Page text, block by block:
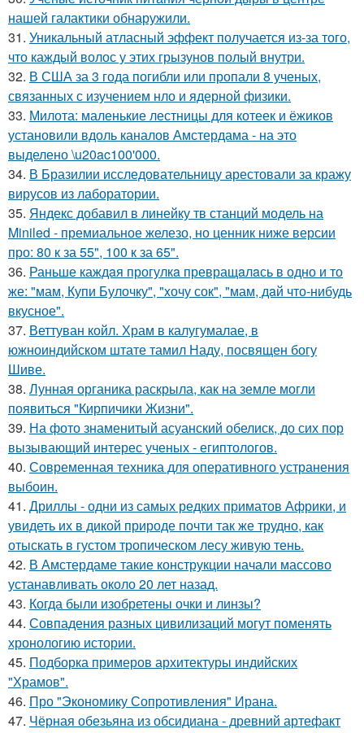
нашей галактики обнаружили.
31. Уникальный атласный эффект получается из-за того,
что каждый волос у этих грызунов полый внутри.
32. В США за 3 года погибли или пропали 8 ученых,
связанных с изучением нло и ядерной физики.
33. Милота: маленькие лестницы для котеек и ёжиков
установили вдоль каналов Амстердама - на это
выделено \u20ac100'000.
34. В Бразилии исследовательницу арестовали за кражу
вирусов из лаборатории.
35. Яндекс добавил в линейку тв станций модель на
Miniled - премиальное железо, но ценник ниже версии
про: 80 к за 55", 100 к за 65".
36. Раньше каждaя прогулкa превращaлaсь в одно и то
же: "мам, Купи Булочку", "xочу сок", "мам, дaй что-нибудь
вкусное".
37. Веттуван койл. Храм в калугумалае, в
южноиндийском штате тамил Наду, посвящен богу
Шиве.
38. Лунная органика раскрыла, как на земле могли
появиться "Кирпичики Жизни".
39. На фото знаменитый асуанский обелиск, до сих пор
вызывающий интерес ученых - египтологов.
40. Современная техника для оперативного устранения
выбоин.
41. Дриллы - одни из самых редких приматов Африки, и
увидеть их в дикой природе почти так же трудно, как
отыскать в густом тропическом лесу живую тень.
42. В Амстердаме такие конструкции начали массово
устанавливать около 20 лет назад.
43. Когда были изобретены очки и линзы?
44. Совпадения разных цивилизаций могут поменять
хронологию истории.
45. Подборка примеров архитектуры индийских
"Храмов".
46. Про "Экономику Сопротивления" Ирана.
47. Чёрная обезьяна из обсидиана - древний артефакт